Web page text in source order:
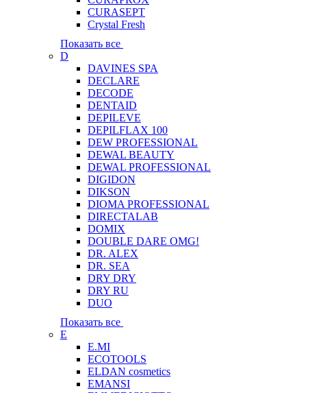
CURASEPT
Crystal Fresh
Показать все
D
DAVINES SPA
DECLARE
DECODE
DENTAID
DEPILEVE
DEPILFLAX 100
DEW PROFESSIONAL
DEWAL BEAUTY
DEWAL PROFESSIONAL
DIGIDON
DIKSON
DIOMA PROFESSIONAL
DIRECTALAB
DOMIX
DOUBLE DARE OMG!
DR. ALEX
DR. SEA
DRY DRY
DRY RU
DUO
Показать все
E
E.MI
ECOTOOLS
ELDAN cosmetics
EMANSI